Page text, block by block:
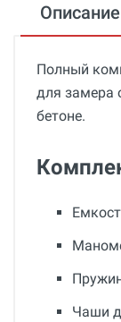
Описание
Полный
для замера
бетоне.
Чаши